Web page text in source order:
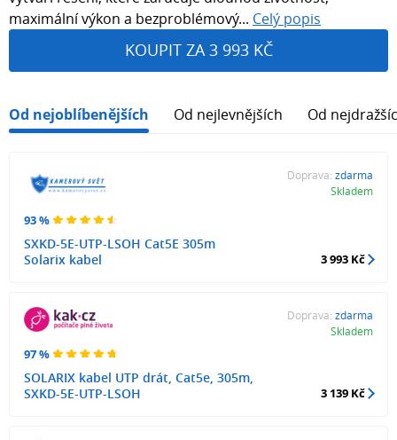
maximální výkon a bezproblémový... Celý popis
KOUPIT ZA 3 993 KČ
Od nejoblíbenějších Od nejlevnějších Od
93 %
SXKD-5E-UTP-LSOH Cat5E 305m
Solarix kabel
Doprava: zdarma
Skladem
3 993 Kč
97 %
SOLARIX kabel UTP drát, Cat5e, 305m,
SXKD-5E-UTP-LSOH
Doprava: zdarma
Skladem
3 139 Kč